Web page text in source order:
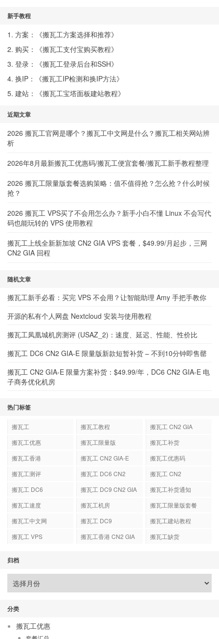
新手教程
1. 方案：《搬瓦工方案选择和推荐》
2. 购买：《搬瓦工支付宝购买教程》
3. 登录：《搬瓦工登录后台和SSH》
4. 换IP：《搬瓦工IP检测和换IP方法》
5. 建站：《搬瓦工宝塔面板建站教程》
近期文章
2026 搬瓦工官网是哪个？搬瓦工中文网是什么？搬瓦工相关网站辨
析
2026年8月最新搬瓦工优惠码/搬瓦工便宜套餐/搬瓦工新手教程整理
2026 搬瓦工限量版套餐选购策略：值不值得抢？怎么抢？什么时候
抢？
2026 搬瓦工 VPS买了不会用怎么办？新手小白不懂 Linux 不会写代
码也能玩转的 VPS 使用教程
搬瓦工上线全新新加坡 CN2 GIA VPS 套餐，$49.99/月起步，三网
CN2 GIA 回程
随机文章
搬瓦工新手必看：买完 VPS 不会用？让智能助理 Amy 手把手教你
开源的私有个人网盘 Nextcloud 安装与使用教程
搬瓦工凤凰城机房测评 (USAZ_2)：速度、延迟、性能、性价比
搬瓦工 DC6 CN2 GIA-E 限量版新款短暂补货 – 不到10分钟即售罄
搬瓦工 CN2 GIA-E 限量方案补货：$49.99/年，DC6 CN2 GIA-E 电
子商务优化机房
热门标签
搬瓦工 搬瓦工教程
搬瓦工 CN2 GIA
搬瓦工优惠
搬瓦工限量版
搬瓦工补货
搬瓦工香港
搬瓦工 CN2 GIA-E
搬瓦工优惠码
搬瓦工测评
搬瓦工 DC6 CN2
搬瓦工 CN2
搬瓦工 DC6
搬瓦工 DC9 CN2 GIA
搬瓦工补货通知
搬瓦工速度
搬瓦工机房
搬瓦工限量版套餐
搬瓦工中文网
搬瓦工 DC9
搬瓦工建站教程
搬瓦工 VPS
搬瓦工香港 CN2 GIA 搬瓦工缺货
归档
分类
搬瓦工优惠